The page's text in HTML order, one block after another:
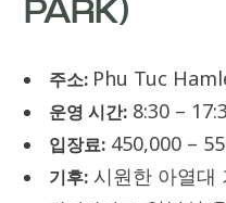
PARK)
주소: Phu Tuc
운영 시간: 8:30 –
입장료: 450,000 –
기후: 시원한 아열대